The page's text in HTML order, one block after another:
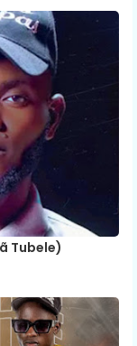
Tubele)